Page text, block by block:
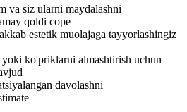
va siz ularni maydalashni
qoldi cope
estetik muolajaga tayyorlashingiz
ko'priklarni almashtirish uchun
davolashni